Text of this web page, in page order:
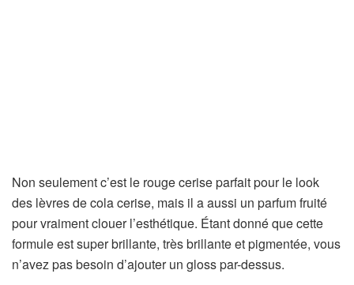
Non seulement c’est le rouge cerise parfait pour le look
des lèvres de cola cerise, mais il a aussi un parfum fruité
pour vraiment clouer l’esthétique. Étant donné que cette
formule est super brillante, très brillante et pigmentée, vous
n’avez pas besoin d’ajouter un gloss par-dessus.